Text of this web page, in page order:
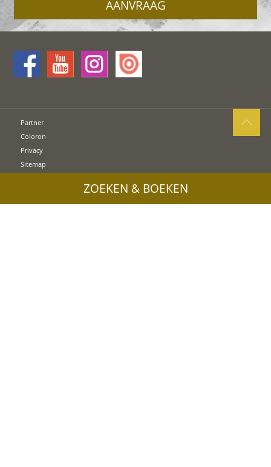
AANVRAAG
Partner
Coloron
Privacy
Sitemap
ZOEKEN & BOEKEN